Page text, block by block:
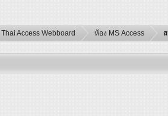
Thai Access Webboard ห้อง MS Access